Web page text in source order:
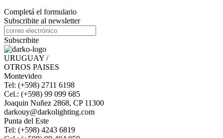
Completá el formulario
Subscribite al newsletter
Subscribite
URUGUAY /
OTROS PAISES
Montevideo
Tel: (+598) 2711 6198
Cel.: (+598) 99 099 685
Joaquin Nuñez 2868, CP 11300
darkouy@darkolighting.com
Punta del Este
Tel: (+598) 4243 6819